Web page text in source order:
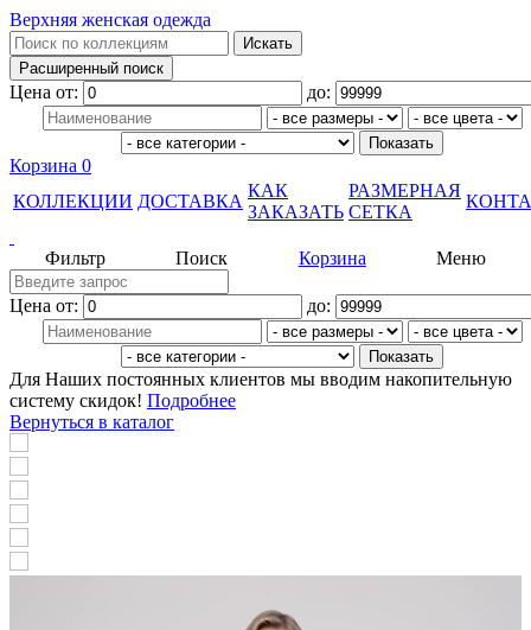
Верхняя женская одежда
Цена от: до:
Корзина 0
КОЛЛЕКЦИИ ДОСТАВКА
КАК
ЗАКАЗАТЬ
РАЗМЕРНАЯ
СЕТКА
Меню
Корзина
Поиск
Фильтр
Цена от: до:
Для Наших постоянных клиентов мы вводим накопительную
систему скидок! Подробнее
Вернуться в каталог